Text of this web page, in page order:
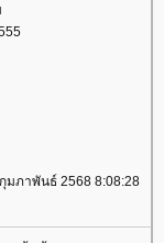
มภาพันธ์ 2568 8:08:28